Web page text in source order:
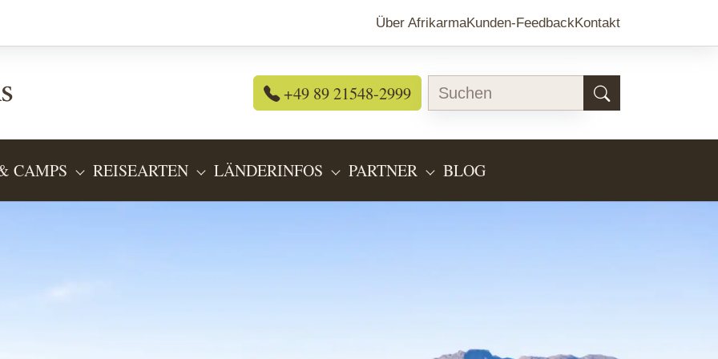
Über AfrikarmaKunden-FeedbackKontakt
+49 89 21548-2999
"REISEANGEBOTE"
CAMPS SUBMENU FOR "LODGES & CAMPS"
REISEARTEN SUBMENU FOR "REISEARTEN"
LÄNDERINFOS SUBMENU FOR "LÄNDERINFOS"
PARTNER SUBMENU FOR "PARTNER"
BLOG